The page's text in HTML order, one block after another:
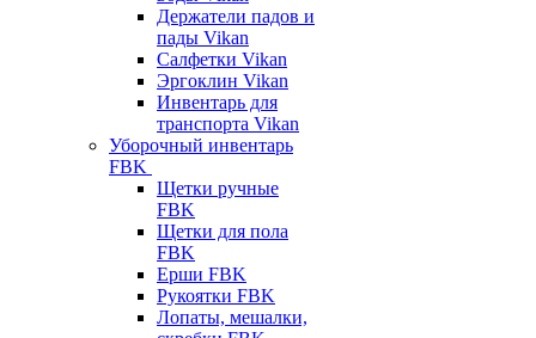
Держатели падов и
пады Vikan
Салфетки Vikan
Эргоклин Vikan
Инвентарь для
транспорта Vikan
Уборочный инвентарь
FBK
Щетки ручные
FBK
Щетки для пола
FBK
Ерши FBK
Рукоятки FBK
Лопаты, мешалки,